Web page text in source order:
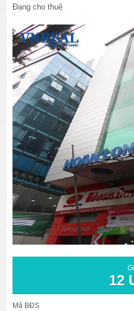
Đang cho thuê
12
Mã BĐS
văn phòng cho thuê quận 3
văn phòng quận 1
văn phòng quận 3
cao ốc văn phòng quận 1
cao ốc văn phòng quận 3